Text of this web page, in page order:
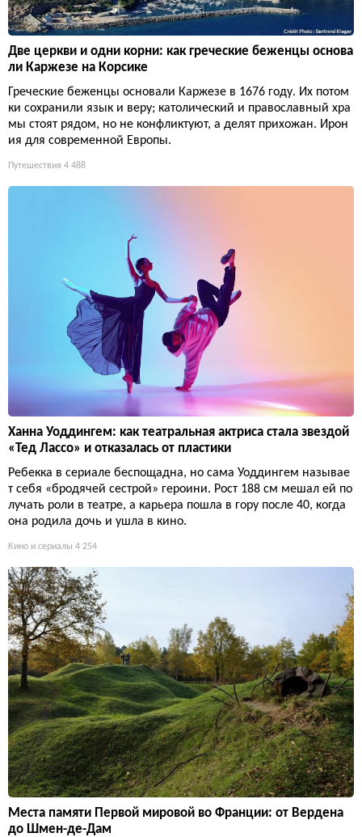
Две церкви и одни корни: как греческие беженцы основа
ли Каржезе на Корсике
Греческие беженцы основали Каржезе в 1676 году. Их потом
ки сохранили язык и веру; католический и православный хра
мы стоят рядом, но не конфликтуют, а делят прихожан. Ирон
ия для современной Европы.
Путешествия 4 488
Ханна Уоддингем: как театральная актриса стала звездой
«Тед Лассо» и отказалась от пластики
Ребекка в сериале беспощадна, но сама Уоддингем называе
т себя «бродячей сестрой» героини. Рост 188 см мешал ей по
лучать роли в театре, а карьера пошла в гору после 40, когда
она родила дочь и ушла в кино.
Кино и сериалы 4 254
Места памяти Первой мировой во Франции: от Вердена
до Шмен-де-Дам